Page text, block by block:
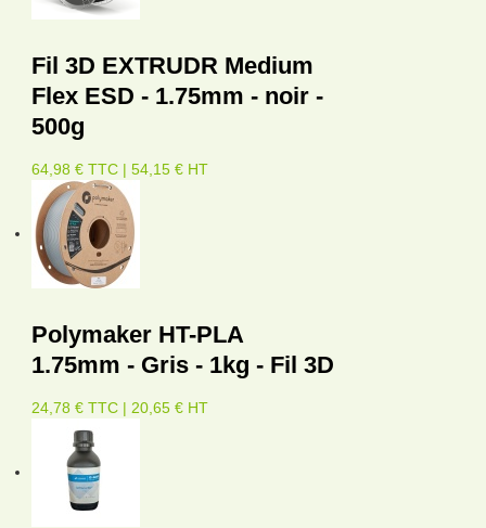
Fil 3D EXTRUDR Medium
Flex ESD - 1.75mm - noir -
500g
64,98 € TTC | 54,15 € HT
Polymaker HT-PLA
1.75mm - Gris - 1kg - Fil 3D
24,78 € TTC | 20,65 € HT